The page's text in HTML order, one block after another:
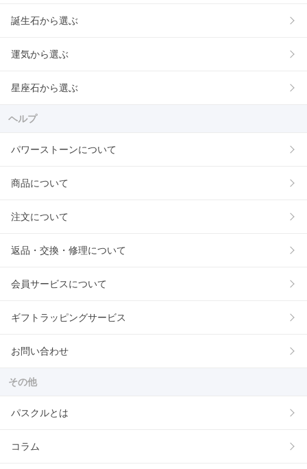
誕生石から選ぶ
運気から選ぶ
星座石から選ぶ
ヘルプ
パワーストーンについて
商品について
注文について
返品・交換・修理について
会員サービスについて
ギフトラッピングサービス
お問い合わせ
その他
パスクルとは
コラム